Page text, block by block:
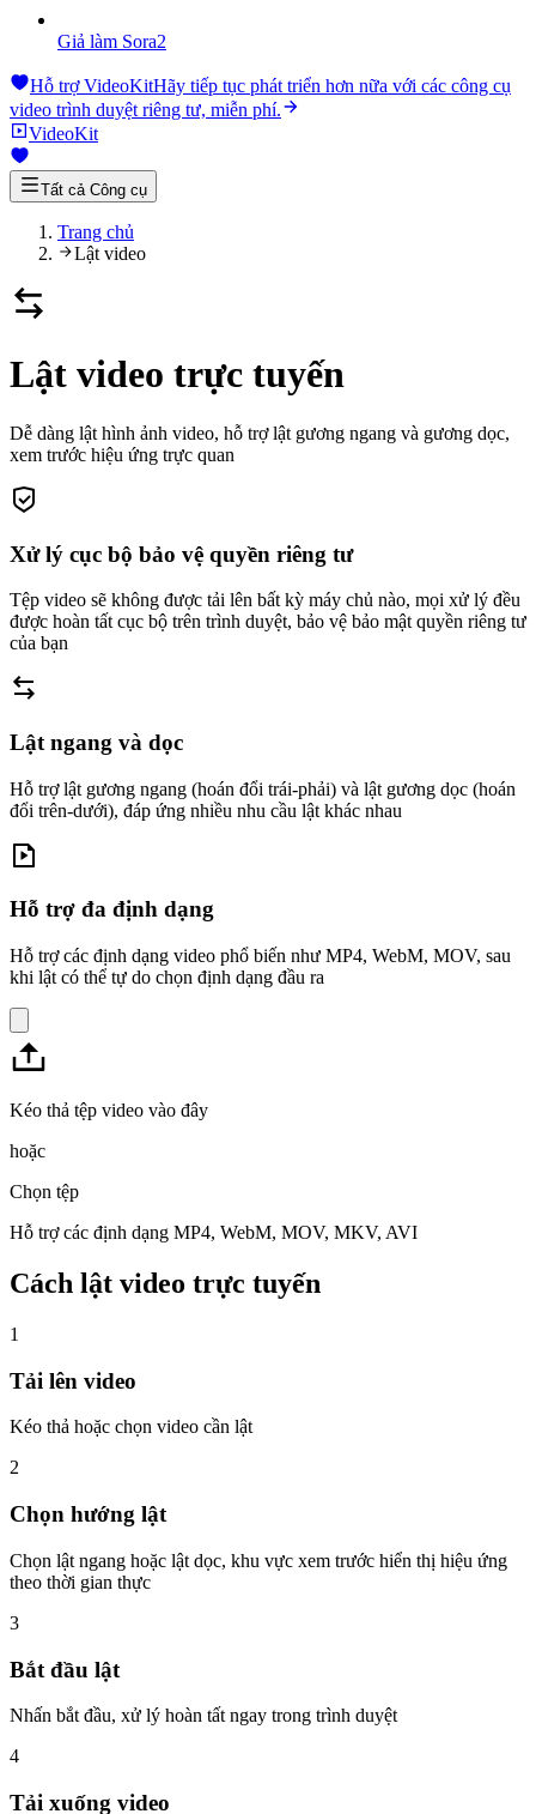
Giả làm Sora2
Hỗ trợ VideoKitHãy tiếp tục phát triển hơn nữa với các công cụ
video trình duyệt riêng tư, miễn phí.
VideoKit
Tất cả Công cụ
Trang chủ
Lật video
Lật video trực tuyến
Dễ dàng lật hình ảnh video, hỗ trợ lật gương ngang và gương dọc,
xem trước hiệu ứng trực quan
Xử lý cục bộ bảo vệ quyền riêng tư
Tệp video sẽ không được tải lên bất kỳ máy chủ nào, mọi xử lý đều
được hoàn tất cục bộ trên trình duyệt, bảo vệ bảo mật quyền riêng tư
của bạn
Lật ngang và dọc
Hỗ trợ lật gương ngang (hoán đổi trái-phải) và lật gương dọc (hoán
đổi trên-dưới), đáp ứng nhiều nhu cầu lật khác nhau
Hỗ trợ đa định dạng
Hỗ trợ các định dạng video phổ biến như MP4, WebM, MOV, sau
khi lật có thể tự do chọn định dạng đầu ra
Kéo thả tệp video vào đây
hoặc
Chọn tệp
Hỗ trợ các định dạng MP4, WebM, MOV, MKV, AVI
Cách lật video trực tuyến
1
Tải lên video
Kéo thả hoặc chọn video cần lật
2
Chọn hướng lật
Chọn lật ngang hoặc lật dọc, khu vực xem trước hiển thị hiệu ứng
theo thời gian thực
3
Bắt đầu lật
Nhấn bắt đầu, xử lý hoàn tất ngay trong trình duyệt
4
Tải xuống video